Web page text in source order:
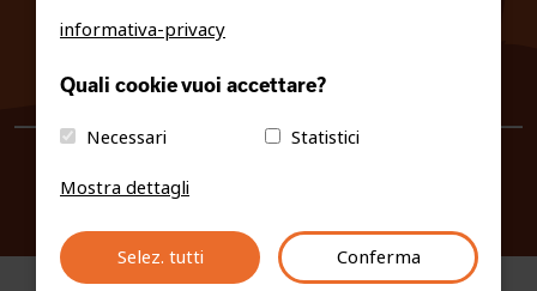
info@fiso.it|fiso@pec-mail.eu
informativa-privacy
Quali cookie vuoi accettare?
Necessari
Statistici
Mostra dettagli
Selez. tutti Conferma